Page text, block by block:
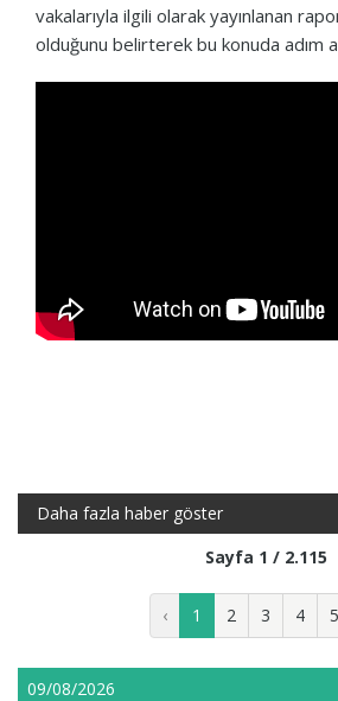
vakalarıyla ilgili olarak yayınlanan
olduğunu belirterek bu konuda adım
Daha fazla haber göster
Sayfa 1 / 2.115
‹ 1 2 3 4 5
09/08/2026